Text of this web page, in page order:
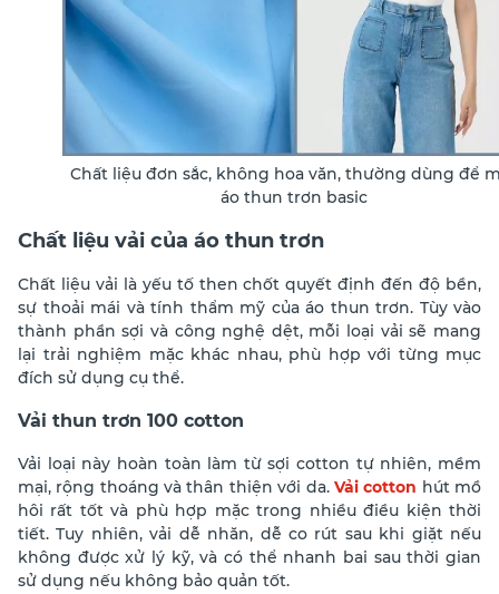
Chất liệu đơn sắc, không hoa văn, thường dùng để
áo thun trơn basic
Chất liệu vải của áo thun trơn
Chất liệu vải là yếu tố then chốt quyết định đến độ bền,
sự thoải mái và tính thẩm mỹ của áo thun trơn. Tùy vào
thành phần sợi và công nghệ dệt, mỗi loại vải sẽ mang
lại trải nghiệm mặc khác nhau, phù hợp với từng mục
đích sử dụng cụ thể.
Vải thun trơn 100 cotton
Vải loại này hoàn toàn làm từ sợi cotton tự nhiên, mềm
mại, rộng thoáng và thân thiện với da. Vải cotton hút mồ
hôi rất tốt và phù hợp mặc trong nhiều điều kiện thời
tiết. Tuy nhiên, vải dễ nhăn, dễ co rút sau khi giặt nếu
không được xử lý kỹ, và có thể nhanh bai sau thời gian
sử dụng nếu không bảo quản tốt.